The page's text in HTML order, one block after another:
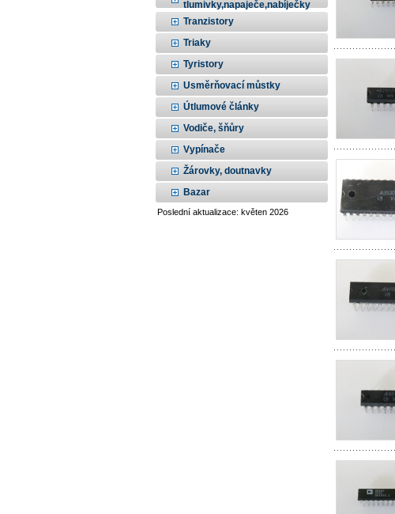
tlumivky,napaječe,nabíječky
Tranzistory
Triaky
Tyristory
Usměrňovací můstky
Útlumové články
Vodiče, šňůry
Vypínače
Žárovky, doutnavky
Bazar
Poslední aktualizace: květen 2026